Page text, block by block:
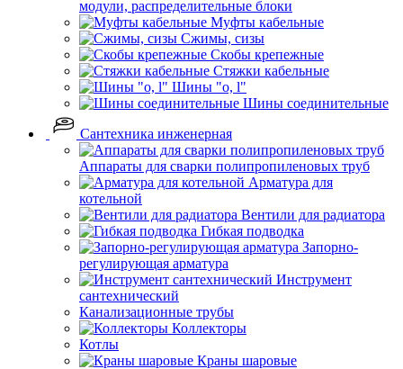
модули, распределительные блоки
Муфты кабельные
Сжимы, сизы
Скобы крепежные
Стяжки кабельные
Шины "o, l"
Шины соединительные
Сантехника инженерная
Аппараты для сварки полипропиленовых труб
Арматура для
котельной
Вентили для радиатора
Гибкая подводка
Запорно-
регулирующая арматура
Инструмент
сантехнический
Канализационные трубы
Коллекторы
Котлы
Краны шаровые